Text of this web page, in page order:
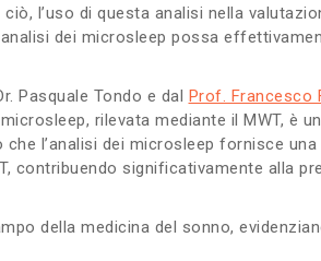
l’uso di questa analisi nella
dei microsleep possa
Pasquale Tondo e dal Prof. Francesco
rilevata mediante il MWT, è
l’analisi dei microsleep fornisce
significativamente alla
della medicina del sonno,